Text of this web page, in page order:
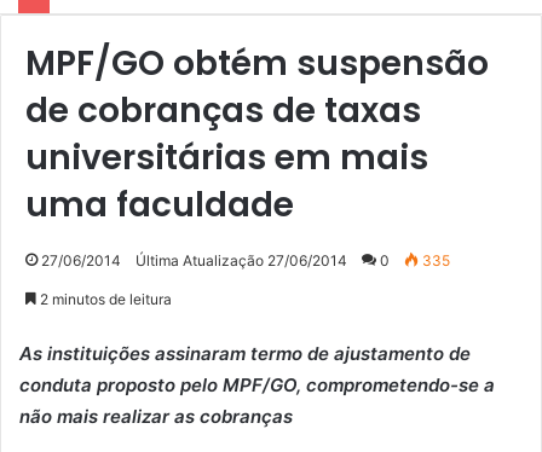
MPF/GO obtém suspensão
de cobranças de taxas
universitárias em mais
uma faculdade
27/06/2014 Última Atualização 27/06/2014 0 335
2 minutos de leitura
As instituições assinaram termo de ajustamento de
conduta proposto pelo MPF/GO, comprometendo-se a
não mais realizar as cobranças